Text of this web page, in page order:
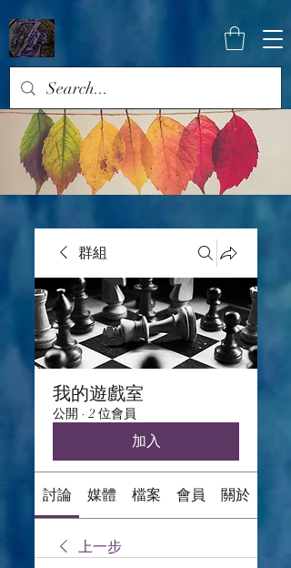
群組
我的遊戲室
公開 · 2 位會員
加入
討論 媒體 檔案 會員 關於
上一步